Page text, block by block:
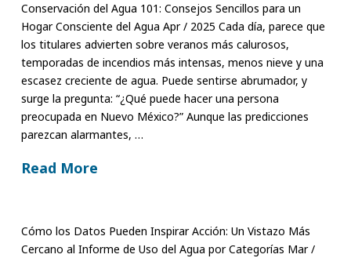
Conservación del Agua 101: Consejos Sencillos para un
Hogar Consciente del Agua Apr / 2025 Cada día, parece que
los titulares advierten sobre veranos más calurosos,
temporadas de incendios más intensas, menos nieve y una
escasez creciente de agua. Puede sentirse abrumador, y
surge la pregunta: “¿Qué puede hacer una persona
preocupada en Nuevo México?” Aunque las predicciones
parezcan alarmantes, …
Read More
Cómo los Datos Pueden Inspirar Acción: Un Vistazo Más
Cercano al Informe de Uso del Agua por Categorías Mar /